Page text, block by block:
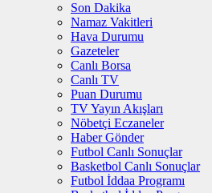
Son Dakika
Namaz Vakitleri
Hava Durumu
Gazeteler
Canlı Borsa
Canlı TV
Puan Durumu
TV Yayın Akışları
Nöbetçi Eczaneler
Haber Gönder
Futbol Canlı Sonuçlar
Basketbol Canlı Sonuçlar
Futbol İddaa Programı